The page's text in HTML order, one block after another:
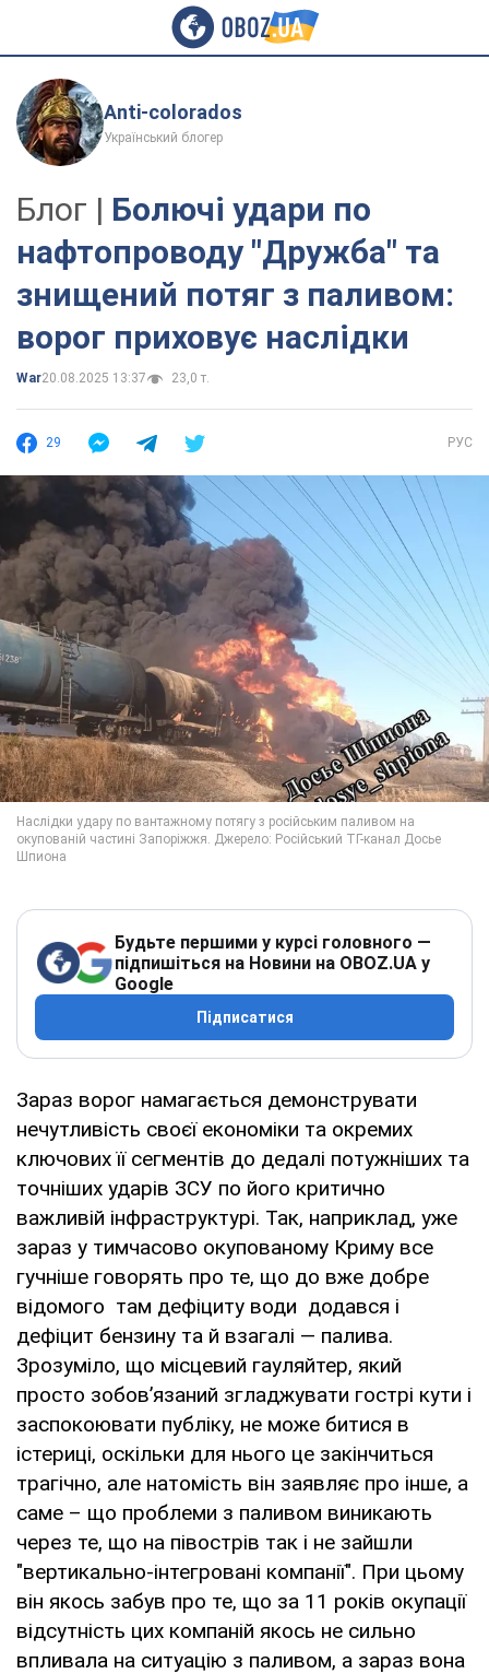
Anti-colorados
Український блогер
Блог | Болючі удари по
нафтопроводу "Дружба" та
знищений потяг з паливом:
ворог приховує наслідки
War20.08.2025 13:37 23,0 т.
29 РУС
Будьте першими у курсі головного —
підпишіться на Новини на OBOZ.UA у
Google
Підписатися
Зараз ворог намагається демонструвати
нечутливість своєї економіки та окремих
ключових її сегментів до дедалі потужніших та
точніших ударів ЗСУ по його критично
важливій інфраструктурі. Так, наприклад, уже
зараз у тимчасово окупованому Криму все
гучніше говорять про те, що до вже добре
відомого там дефіциту води додався і
дефіцит бензину та й взагалі — палива.
Зрозуміло, що місцевий гауляйтер, який
просто зобов’язаний згладжувати гострі кути і
заспокоювати публіку, не може битися в
істериці, оскільки для нього це закінчиться
трагічно, але натомість він заявляє про інше, а
саме – що проблеми з паливом виникають
через те, що на півострів так і не зайшли
"вертикально-інтегровані компанії". При цьому
він якось забув про те, що за 11 років окупації
відсутність цих компаній якось не сильно
впливала на ситуацію з паливом, а зараз вона